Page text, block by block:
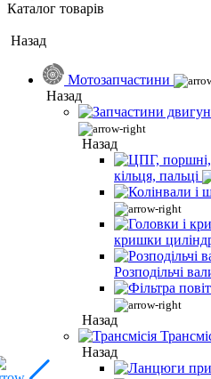
Каталог товарів
Назад
Мотозапчастини
Назад
Назад
кільця, пальці
кришки
Розподільчі
Назад
Назад